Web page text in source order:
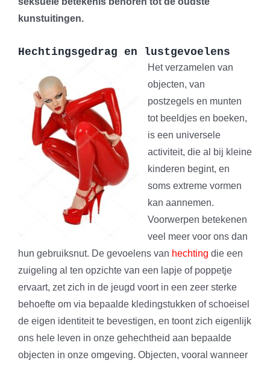
kunstuitingen.
Hechtingsgedrag en lustgevoelens
Het verzamelen van
objecten, van
postzegels en munten
tot beeldjes en boeken,
is een universele
activiteit, die al bij kleine
kinderen begint, en
soms extreme vormen
kan aannemen.
Voorwerpen betekenen
veel meer voor ons dan
hun gebruiksnut. De gevoelens van hechting die een
zuigeling al ten opzichte van een lapje of poppetje
ervaart, zet zich in de jeugd voort in een zeer sterke
behoefte om via bepaalde kledingstukken of schoeisel
de eigen identiteit te bevestigen, en toont zich eigenlijk
ons hele leven in onze gehechtheid aan bepaalde
objecten in onze omgeving. Objecten, vooral wanneer